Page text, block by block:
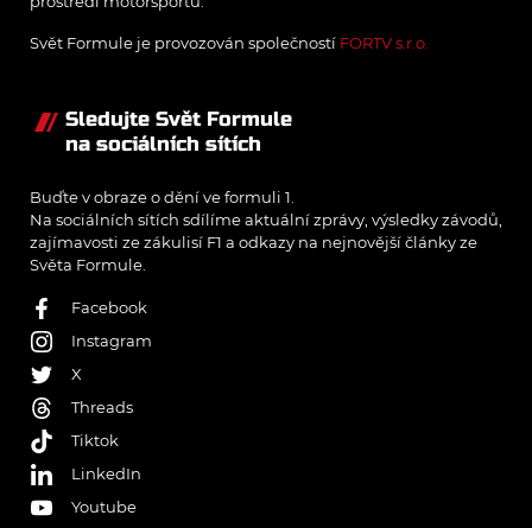
Svět Formule je provozován společností FORTV s.r.o.
Sledujte Svět Formule
na sociálních sítích
Buďte v obraze o dění ve formuli 1.
Na sociálních sítích sdílíme aktuální zprávy, výsledky závodů,
zajímavosti ze zákulisí F1 a odkazy na nejnovější články ze
Světa Formule.
Facebook
Instagram
X
Threads
Tiktok
LinkedIn
Youtube